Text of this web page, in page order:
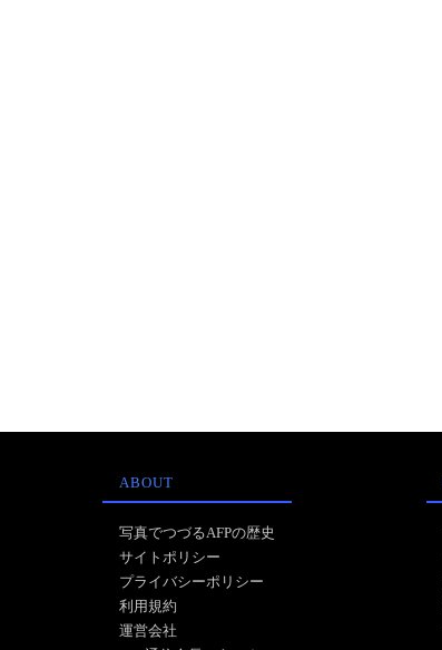
ABOUT
写真でつづるAFPの歴史
サイトポリシー
プライバシーポリシー
利用規約
運営会社